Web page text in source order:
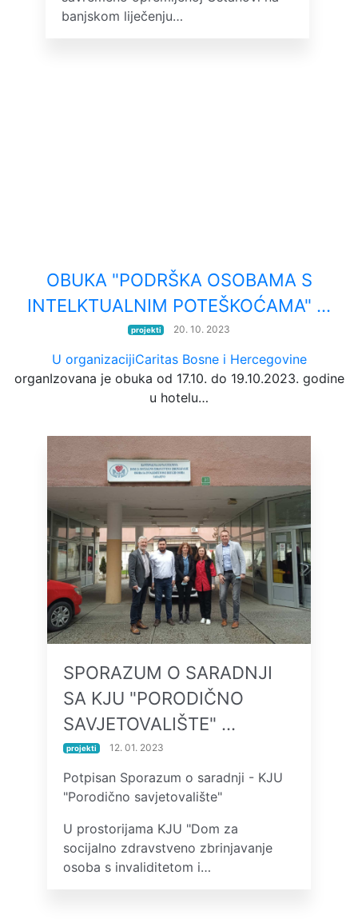
banjskom liječenju…
OBUKA "PODRŠKA OSOBAMA S
INTELKTUALNIM POTEŠKOĆAMA" …
projekti 20. 10. 2023
U organizacijiCaritas Bosne i Hercegovine
organIzovana je obuka od 17.10. do 19.10.2023. godine
u hotelu…
SPORAZUM O SARADNJI
SA KJU "PORODIČNO
SAVJETOVALIŠTE" …
projekti 12. 01. 2023
Potpisan Sporazum o saradnji - KJU
"Porodično savjetovalište"
U prostorijama KJU "Dom za
socijalno zdravstveno zbrinjavanje
osoba s invaliditetom i…